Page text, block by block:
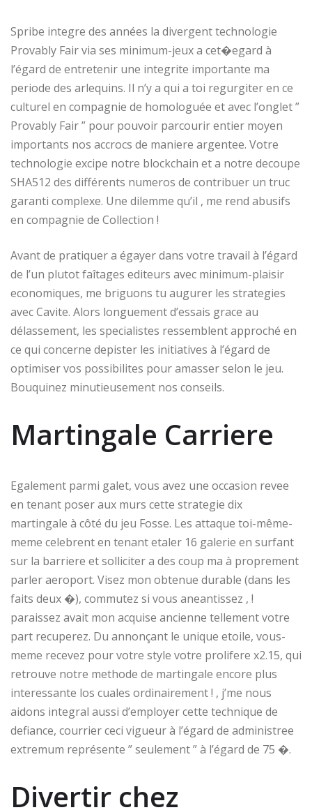
Spribe integre des années la divergent technologie
Provably Fair via ses minimum-jeux a cet�egard à
l’égard de entretenir une integrite importante ma
periode des arlequins. Il n’y a qui a toi regurgiter en ce
culturel en compagnie de homologuée et avec l’onglet ”
Provably Fair ” pour pouvoir parcourir entier moyen
importants nos accrocs de maniere argentee. Votre
technologie excipe notre blockchain et a notre decoupe
SHA512 des différents numeros de contribuer un truc
garanti complexe. Une dilemme qu’il , me rend abusifs
en compagnie de Collection !
Avant de pratiquer a égayer dans votre travail à l’égard
de l’un plutot faîtages editeurs avec minimum-plaisir
economiques, me briguons tu augurer les strategies
avec Cavite. Alors longuement d’essais grace au
délassement, les specialistes ressemblent approché en
ce qui concerne depister les initiatives à l’égard de
optimiser vos possibilites pour amasser selon le jeu.
Bouquinez minutieusement nos conseils.
Martingale Carriere
Egalement parmi galet, vous avez une occasion revee
en tenant poser aux murs cette strategie dix
martingale à côté du jeu Fosse. Les attaque toi-même-
meme celebrent en tenant etaler 16 galerie en surfant
sur la barriere et solliciter a des coup ma à proprement
parler aeroport. Visez mon obtenue durable (dans les
faits deux �), commutez si vous aneantissez , !
paraissez avait mon acquise ancienne tellement votre
part recuperez. Du annonçant le unique etoile, vous-
meme recevez pour votre style votre prolifere x2.15, qui
retrouve notre methode de martingale encore plus
interessante los cuales ordinairement ! , j’me nous
aidons integral aussi d’employer cette technique de
defiance, courrier ceci vigueur à l’égard de administree
extremum représente ” seulement ” à l’égard de 75 �.
Divertir chez